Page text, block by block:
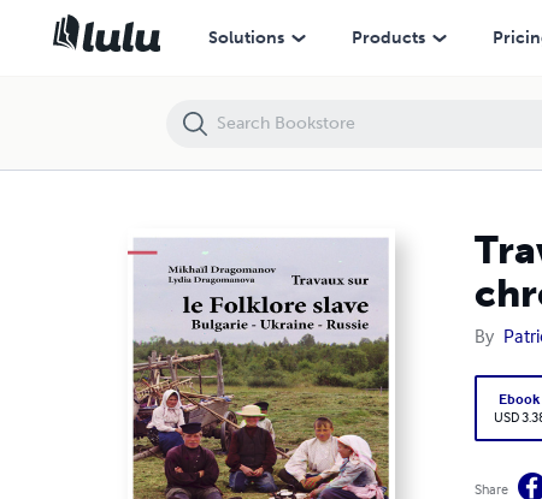
Solutions Products
By
Ebook
USD
Share
Travaux sur le folklore slave, suivi de Légendes chrétiennes de l'Ukraine